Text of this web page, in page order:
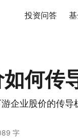
投资问答
何传
企业股价的传导
字